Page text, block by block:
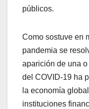
públicos.
Como sostuve en
pandemia se
aparición de una
del COVID-19 ha
la economía
instituciones